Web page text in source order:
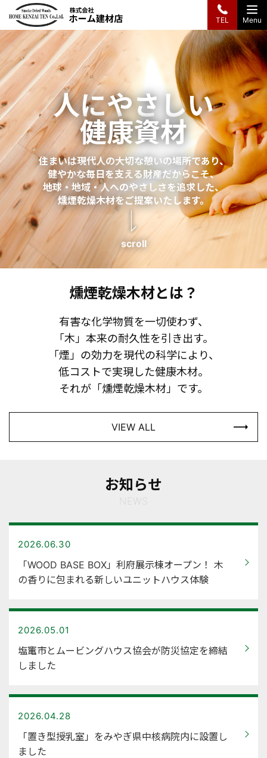
株式会社ホーム建材店
TEL Menu
人にやさしい
健康資材
住まいは現代人の大切な憩いの場所であり、
健やかな毎日を支える財産だからこそ、
地球・地域・人へのやさしさを追求した、
燻煙乾燥木材をご提案いたします。
scroll
燻煙乾燥木材とは？
有害な化学物質を一切使わず、
「木」本来の耐久性を引き出す。
「煙」の効力を現代の科学により、
低コストで実現した健康木材。
それが「燻煙乾燥木材」です。
VIEW ALL
お知らせ
NEWS
2026.06.30
「WOOD BASE BOX」利府展示棟オープン！ 木
の香りに包まれる新しいユニットハウス体験
2026.05.01
塩竃市とムービングハウス協会が防災協定を締結
しました
2026.04.28
「置き型授乳室」をみやぎ県中核病院内に設置し
ました